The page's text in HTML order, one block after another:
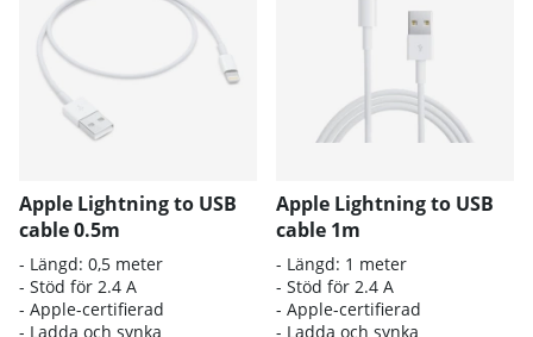
Apple Lightning to USB
cable 0.5m
- Längd: 0,5 meter
- Stöd för 2.4 A
- Apple-certifierad
- Ladda och synka
Apple Lightning to USB
cable 1m
- Längd: 1 meter
- Stöd för 2.4 A
- Apple-certifierad
- Ladda och synka